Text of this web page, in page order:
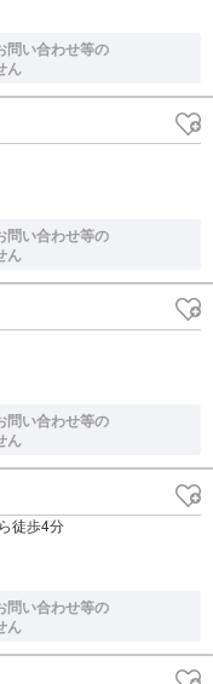
問い合わせ等の
ん
問い合わせ等の
ん
問い合わせ等の
ん
徒歩4分
問い合わせ等の
ん